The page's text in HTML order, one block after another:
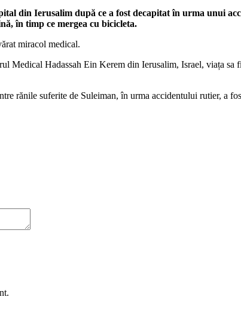
din Ierusalim după ce a fost decapitat în urma unui
în timp ce mergea cu bicicleta.
miracol medical.
Medical Hadassah Ein Kerem din Ierusalim, Israel, viața
rănile suferite de Suleiman, în urma accidentului rutier, a